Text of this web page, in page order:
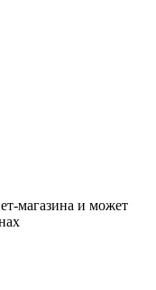
магазина и может